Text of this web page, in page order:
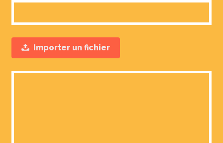
Importer un fichier